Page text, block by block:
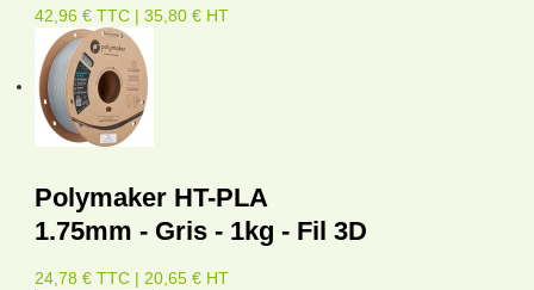
42,96 € TTC | 35,80 € HT
Polymaker HT-PLA
1.75mm - Gris - 1kg - Fil 3D
24,78 € TTC | 20,65 € HT